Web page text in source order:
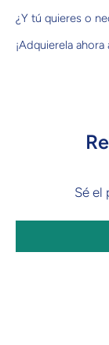
¿Y tú quieres o
¡Adquierela
Sé el